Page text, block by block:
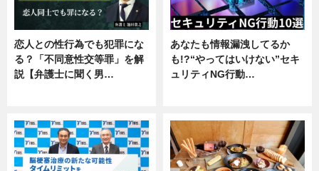
恋人との性行為でも犯罪にな
る？「不同意性交等罪」を解
説【弁護士に聞く男…
あなたも情報漏洩してるか
も!?“やってはいけない”セキ
ュリティNG行動…